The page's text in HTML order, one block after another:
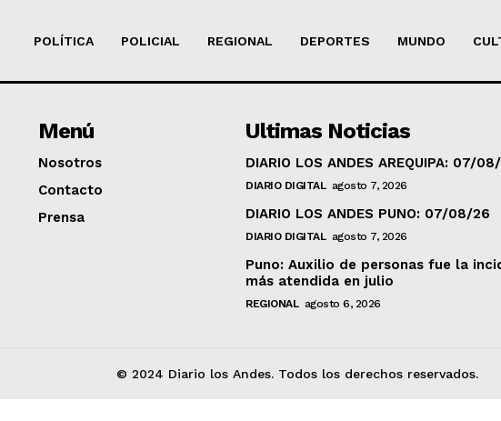
POLÍTICA POLICIAL REGIONAL DEPORTES MUNDO
Menú
Nosotros
Contacto
Prensa
Ultimas Noticias
DIARIO LOS ANDES AREQUIPA: 07/
DIARIO DIGITAL agosto 7, 2026
DIARIO LOS ANDES PUNO: 07/08/26
DIARIO DIGITAL agosto 7, 2026
Puno: Auxilio de personas fue la
más atendida en julio
REGIONAL agosto 6, 2026
© 2024 Diario los Andes. Todos los derechos reservados.